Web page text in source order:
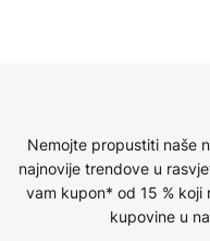
Nemojte propustiti naše
najnovije trendove u
vam kupon* od 15 %
kupovine u